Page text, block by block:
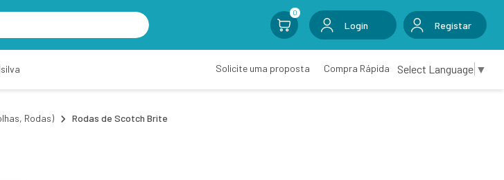
0
Login Registar
Solicite uma proposta Compra Rápida Select Language ▼
Rodas) Rodas de Scotch Brite